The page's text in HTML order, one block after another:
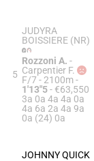
5
JUDYRA
BOISSIERE (NR)
Rozzoni A. -
Carpentier F.
F/7 - 2100m-
1'13"5- €63,550
3a 0a 4a 4a 0a
4a 6a 2a 4a 9a
0a (24) 0a
JOHNNY QUICK